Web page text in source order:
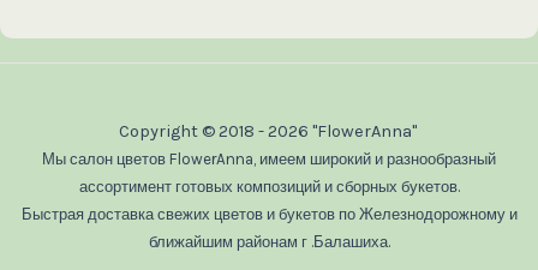
Copyright © 2018 - 2026 "FlowerAnna"
Мы салон цветов FlowerAnna, имеем широкий и разнообразный
ассортимент готовых композиций и сборных букетов.
Быстрая доставка свежих цветов и букетов по Железнодорожному и
ближайшим районам г .Балашиха.